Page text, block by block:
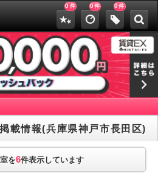
0 件 0件 0件
載情報(兵庫県神戸市長田区)
を6件表示しています